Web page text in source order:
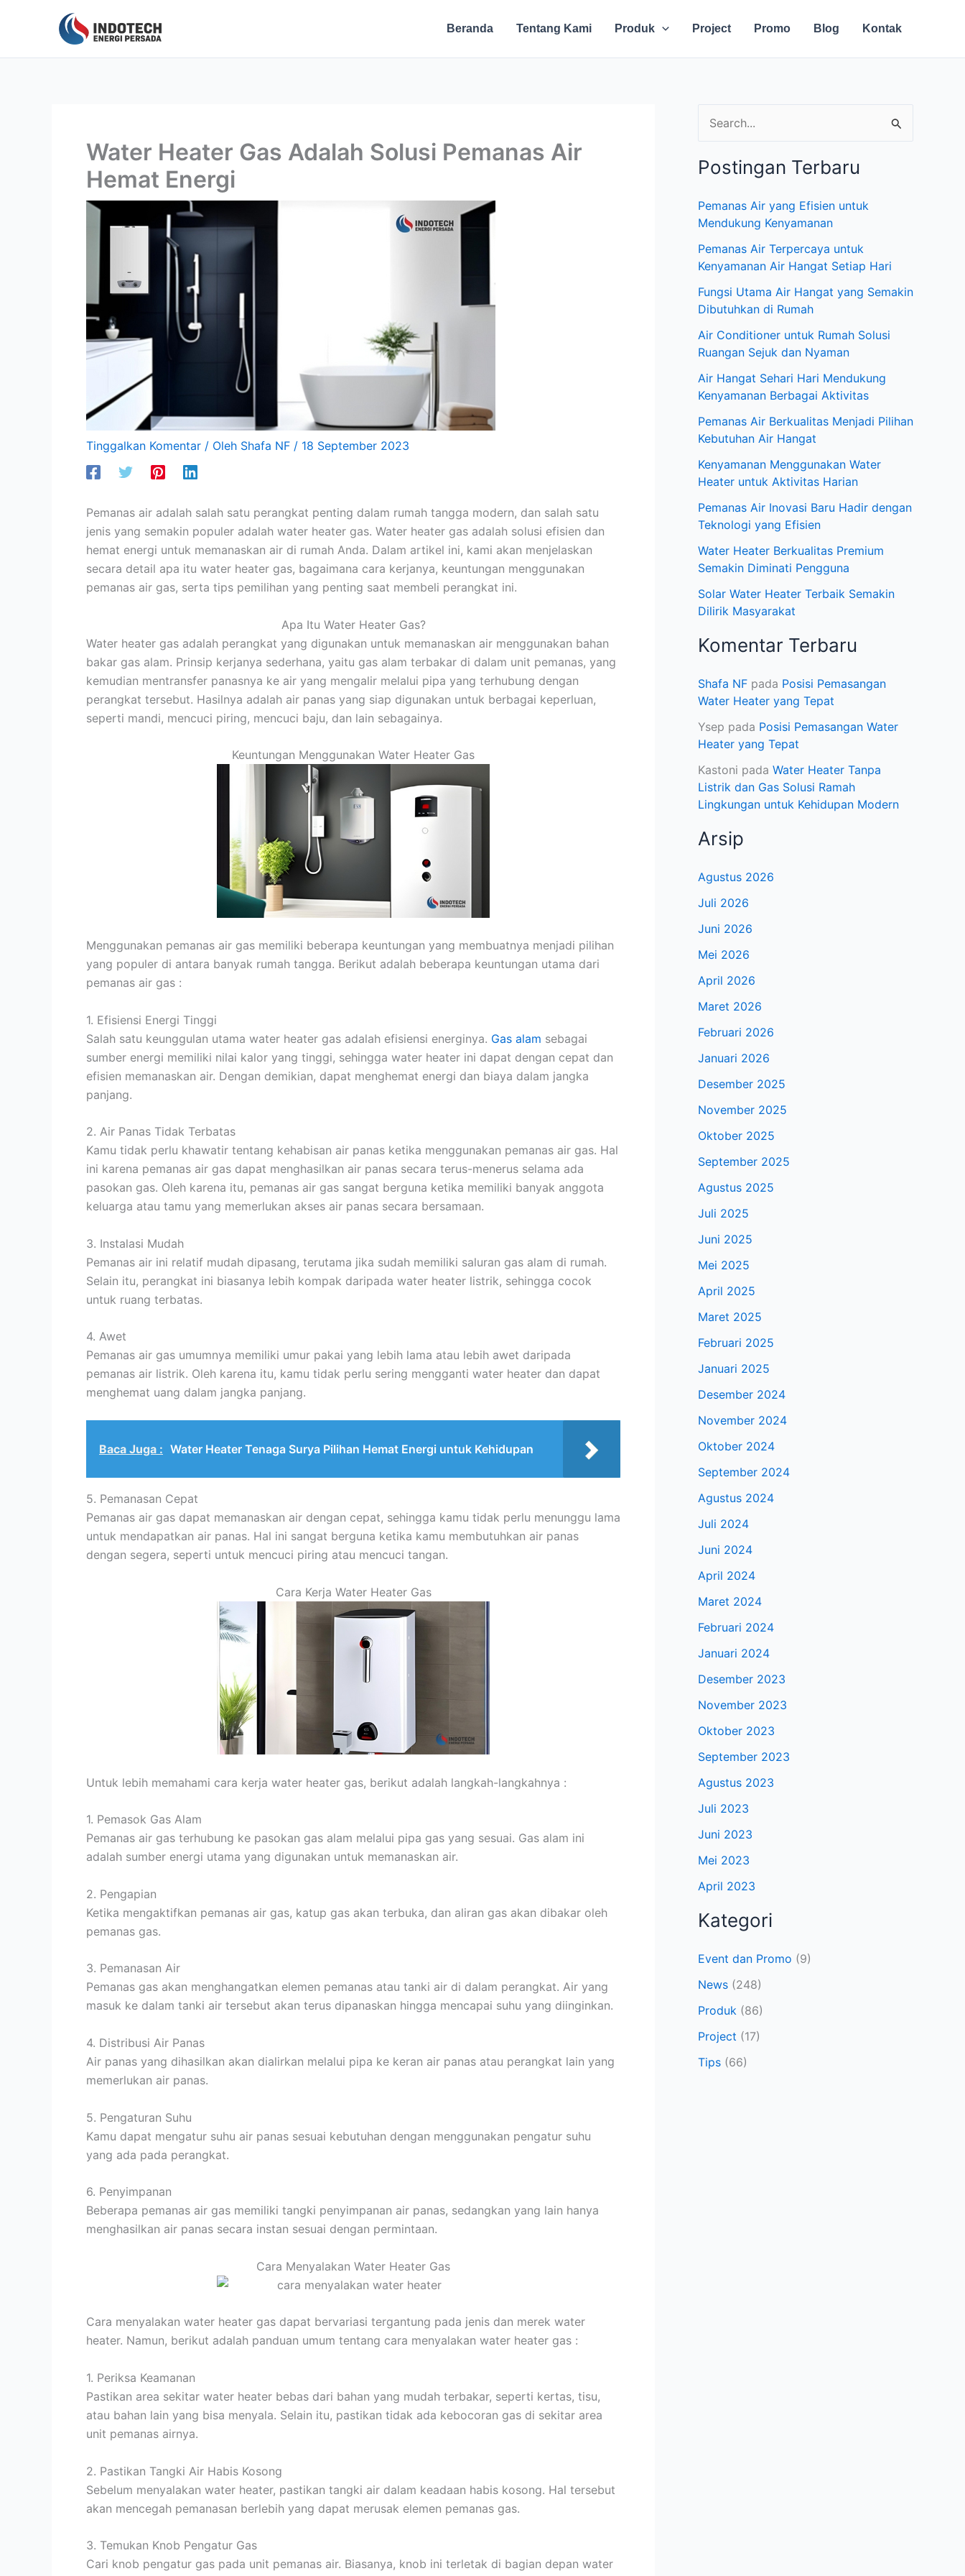
Beranda Tentang Kami Produk Project Promo Blog Kontak
Water Heater Gas Adalah Solusi Pemanas Air
Hemat Energi
Tinggalkan Komentar / Oleh Shafa NF / 18 September 2023
Pemanas air adalah salah satu perangkat penting dalam rumah tangga modern, dan salah satu
jenis yang semakin populer adalah water heater gas. Water heater gas adalah solusi efisien dan
hemat energi untuk memanaskan air di rumah Anda. Dalam artikel ini, kami akan menjelaskan
secara detail apa itu water heater gas, bagaimana cara kerjanya, keuntungan menggunakan
pemanas air gas, serta tips pemilihan yang penting saat membeli perangkat ini.
Apa Itu Water Heater Gas?
Water heater gas adalah perangkat yang digunakan untuk memanaskan air menggunakan bahan
bakar gas alam. Prinsip kerjanya sederhana, yaitu gas alam terbakar di dalam unit pemanas, yang
kemudian mentransfer panasnya ke air yang mengalir melalui pipa yang terhubung dengan
perangkat tersebut. Hasilnya adalah air panas yang siap digunakan untuk berbagai keperluan,
seperti mandi, mencuci piring, mencuci baju, dan lain sebagainya.
Keuntungan Menggunakan Water Heater Gas
Menggunakan pemanas air gas memiliki beberapa keuntungan yang membuatnya menjadi pilihan
yang populer di antara banyak rumah tangga. Berikut adalah beberapa keuntungan utama dari
pemanas air gas :
1. Efisiensi Energi Tinggi
Salah satu keunggulan utama water heater gas adalah efisiensi energinya. Gas alam sebagai
sumber energi memiliki nilai kalor yang tinggi, sehingga water heater ini dapat dengan cepat dan
efisien memanaskan air. Dengan demikian, dapat menghemat energi dan biaya dalam jangka
panjang.
2. Air Panas Tidak Terbatas
Kamu tidak perlu khawatir tentang kehabisan air panas ketika menggunakan pemanas air gas. Hal
ini karena pemanas air gas dapat menghasilkan air panas secara terus-menerus selama ada
pasokan gas. Oleh karena itu, pemanas air gas sangat berguna ketika memiliki banyak anggota
keluarga atau tamu yang memerlukan akses air panas secara bersamaan.
3. Instalasi Mudah
Pemanas air ini relatif mudah dipasang, terutama jika sudah memiliki saluran gas alam di rumah.
Selain itu, perangkat ini biasanya lebih kompak daripada water heater listrik, sehingga cocok
untuk ruang terbatas.
4. Awet
Pemanas air gas umumnya memiliki umur pakai yang lebih lama atau lebih awet daripada
pemanas air listrik. Oleh karena itu, kamu tidak perlu sering mengganti water heater dan dapat
menghemat uang dalam jangka panjang.
Baca Juga : Water Heater Tenaga Surya Pilihan Hemat Energi untuk Kehidupan
5. Pemanasan Cepat
Pemanas air gas dapat memanaskan air dengan cepat, sehingga kamu tidak perlu menunggu lama
untuk mendapatkan air panas. Hal ini sangat berguna ketika kamu membutuhkan air panas
dengan segera, seperti untuk mencuci piring atau mencuci tangan.
Cara Kerja Water Heater Gas
Untuk lebih memahami cara kerja water heater gas, berikut adalah langkah-langkahnya :
1. Pemasok Gas Alam
Pemanas air gas terhubung ke pasokan gas alam melalui pipa gas yang sesuai. Gas alam ini
adalah sumber energi utama yang digunakan untuk memanaskan air.
2. Pengapian
Ketika mengaktifkan pemanas air gas, katup gas akan terbuka, dan aliran gas akan dibakar oleh
pemanas gas.
3. Pemanasan Air
Pemanas gas akan menghangatkan elemen pemanas atau tanki air di dalam perangkat. Air yang
masuk ke dalam tanki air tersebut akan terus dipanaskan hingga mencapai suhu yang diinginkan.
4. Distribusi Air Panas
Air panas yang dihasilkan akan dialirkan melalui pipa ke keran air panas atau perangkat lain yang
memerlukan air panas.
5. Pengaturan Suhu
Kamu dapat mengatur suhu air panas sesuai kebutuhan dengan menggunakan pengatur suhu
yang ada pada perangkat.
6. Penyimpanan
Beberapa pemanas air gas memiliki tangki penyimpanan air panas, sedangkan yang lain hanya
menghasilkan air panas secara instan sesuai dengan permintaan.
Cara Menyalakan Water Heater Gas
Cara menyalakan water heater gas dapat bervariasi tergantung pada jenis dan merek water
heater. Namun, berikut adalah panduan umum tentang cara menyalakan water heater gas :
1. Periksa Keamanan
Pastikan area sekitar water heater bebas dari bahan yang mudah terbakar, seperti kertas, tisu,
atau bahan lain yang bisa menyala. Selain itu, pastikan tidak ada kebocoran gas di sekitar area
unit pemanas airnya.
2. Pastikan Tangki Air Habis Kosong
Sebelum menyalakan water heater, pastikan tangki air dalam keadaan habis kosong. Hal tersebut
akan mencegah pemanasan berlebih yang dapat merusak elemen pemanas gas.
3. Temukan Knob Pengatur Gas
Cari knob pengatur gas pada unit pemanas air. Biasanya, knob ini terletak di bagian depan water
r
u
n
t
u
k
:
Postingan Terbaru
Pemanas Air yang Efisien untuk
Mendukung Kenyamanan
Pemanas Air Terpercaya untuk
Kenyamanan Air Hangat Setiap Hari
Fungsi Utama Air Hangat yang Semakin
Dibutuhkan di Rumah
Air Conditioner untuk Rumah Solusi
Ruangan Sejuk dan Nyaman
Air Hangat Sehari Hari Mendukung
Kenyamanan Berbagai Aktivitas
Pemanas Air Berkualitas Menjadi Pilihan
Kebutuhan Air Hangat
Kenyamanan Menggunakan Water
Heater untuk Aktivitas Harian
Pemanas Air Inovasi Baru Hadir dengan
Teknologi yang Efisien
Water Heater Berkualitas Premium
Semakin Diminati Pengguna
Solar Water Heater Terbaik Semakin
Dilirik Masyarakat
Komentar Terbaru
Shafa NF pada Posisi Pemasangan
Water Heater yang Tepat
Ysep pada Posisi Pemasangan Water
Heater yang Tepat
Kastoni pada Water Heater Tanpa
Listrik dan Gas Solusi Ramah
Lingkungan untuk Kehidupan Modern
Arsip
Agustus 2026
Juli 2026
Juni 2026
Mei 2026
April 2026
Maret 2026
Februari 2026
Januari 2026
Desember 2025
November 2025
Oktober 2025
September 2025
Agustus 2025
Juli 2025
Juni 2025
Mei 2025
April 2025
Maret 2025
Februari 2025
Januari 2025
Desember 2024
November 2024
Oktober 2024
September 2024
Agustus 2024
Juli 2024
Juni 2024
April 2024
Maret 2024
Februari 2024
Januari 2024
Desember 2023
November 2023
Oktober 2023
September 2023
Agustus 2023
Juli 2023
Juni 2023
Mei 2023
April 2023
Kategori
Event dan Promo (9)
News (248)
Produk (86)
Project (17)
Tips (66)